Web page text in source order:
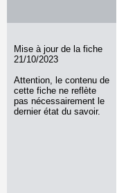
Mise à jour de la fiche
21/10/2023
Attention, le contenu de
cette fiche ne reflète
pas nécessairement le
dernier état du savoir.